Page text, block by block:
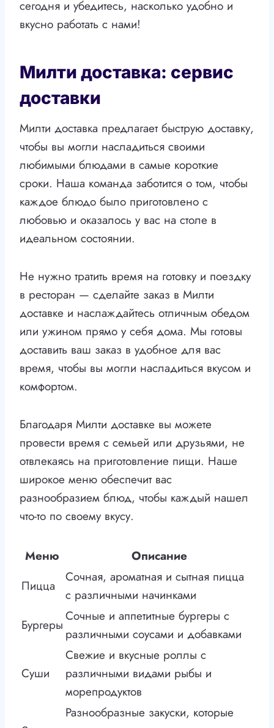
сегодня и убедитесь, насколько удобно и
вкусно работать с нами!
Милти доставка: сервис
доставки
Милти доставка предлагает быструю доставку,
чтобы вы могли насладиться своими
любимыми блюдами в самые короткие
сроки. Наша команда заботится о том, чтобы
каждое блюдо было приготовлено с
любовью и оказалось у вас на столе в
идеальном состоянии.
Не нужно тратить время на готовку и поездку
в ресторан — сделайте заказ в Милти
доставке и наслаждайтесь отличным обедом
или ужином прямо у себя дома. Мы готовы
доставить ваш заказ в удобное для вас
время, чтобы вы могли насладиться вкусом и
комфортом.
Благодаря Милти доставке вы можете
провести время с семьей или друзьями, не
отвлекаясь на приготовление пищи. Наше
широкое меню обеспечит вас
разнообразием блюд, чтобы каждый нашел
что-то по своему вкусу.
Меню
Описание
Пицца
Сочная, ароматная и сытная пицца
с различными начинками
Бургеры
Сочные и аппетитные бургеры с
различными соусами и добавками
Суши
Свежие и вкусные роллы с
различными видами рыбы и
морепродуктов
Разнообразные закуски, которые